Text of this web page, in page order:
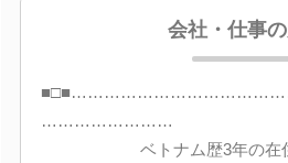
会社・仕事
……………………
ベトナム歴3年の在住者